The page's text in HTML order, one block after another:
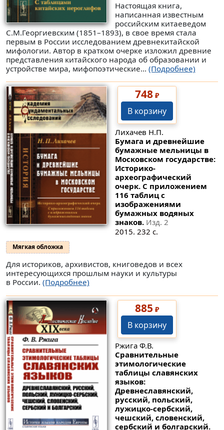
Настоящая книга,
написанная известным
российским китаеведом
С.М.Георгиевским (1851–1893), в свое время стала
первым в России исследованием древнекитайской
мифологии. Автор в кратком очерке изложил древние
представления китайского народа об образовании и
устройстве мира, мифопоэтические... (Подробнее)
748₽
В корзину
Лихачев Н.П.
Бумага и древнейшие
бумажные мельницы в
Московском государстве:
Историко-
археографический
очерк. С приложением
116 таблиц с
изображениями
бумажных водяных
знаков. Изд. 2
2015. 232 с.
Мягкая обложка
Для историков, архивистов, книговедов и всех
интересующихся прошлым науки и культуры
в России. (Подробнее)
885 ₽
В корзину
Ржига Ф.В.
Сравнительные
этимологические
таблицы славянских
языков:
Древнеславянский,
русский, польский,
лужицко-сербский,
чешский, словенский,
сербский и болгарский.